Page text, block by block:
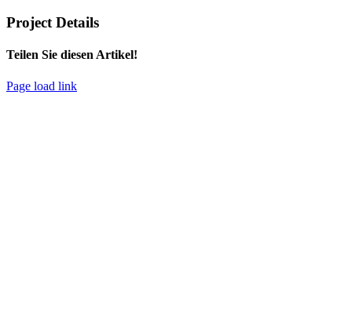
Project Details
Teilen Sie diesen Artikel!
Facebook
X
Bluesky
Reddit
LinkedIn
WhatsApp
Telegram
Tumblr
Xing
E-
Copy
Page load link